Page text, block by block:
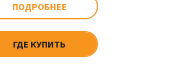
ПОДРОБНЕЕ
ГДЕ КУПИТЬ